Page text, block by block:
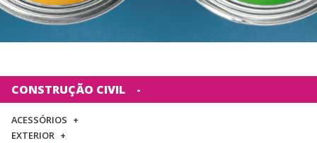
CONSTRUÇÃO CIVIL
ACESSÓRIOS
EXTERIOR